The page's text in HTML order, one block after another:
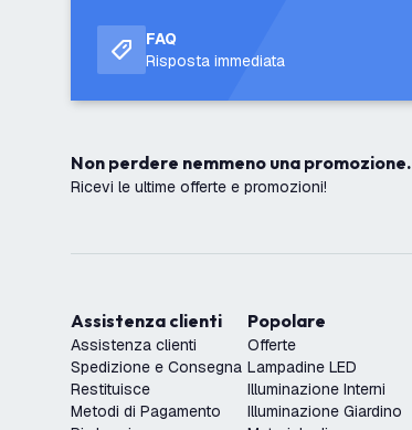
FAQ
Risposta immediata
Non perdere nemmeno una promozione.
Ricevi le ultime offerte e promozioni!
Assistenza clienti
Assistenza clienti
Spedizione e Consegna
Restituisce
Metodi di Pagamento
Popolare
Offerte
Lampadine LED
Illuminazione Interni
Illuminazione Giardino